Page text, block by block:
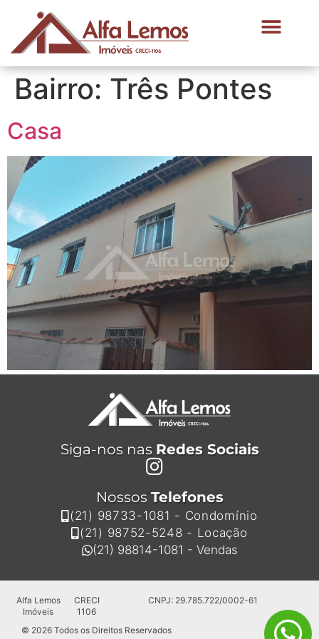
Bairro: Três Pontes
Casa
Siga-nos nas Redes Sociais
Nossos Telefones
(21) 98733-1081 - Condomínio
(21) 98752-5248 - Locação
(21) 98814-1081 - Vendas
Alfa Lemos
Imóveis
CRECI
1106
CNPJ: 29.785.722/0002-61
© 2026 Todos os Direitos Reservados